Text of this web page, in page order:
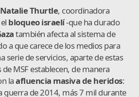
Natalie Thurtle, coordinadora
bloqueo israelí-que ha durado
también afecta al sistema de
a que carece de los medios para
serie de servicios, aparte de estas
MSF establecen, de manera
laafluencia masiva de heridos:
guerra de 2014, más 7 mil durante